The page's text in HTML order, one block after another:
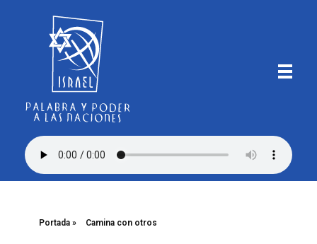
Iglesia Bautista Israel
Palabra y Poder a las Naciones
Portada » Camina con otros